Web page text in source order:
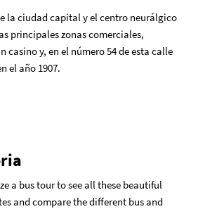
la ciudad capital y el centro neurálgico
principales zonas comerciales,
casino y, en el número 54 de esta calle
el año 1907.
a bus tour to see all these beautiful
and compare the different bus and